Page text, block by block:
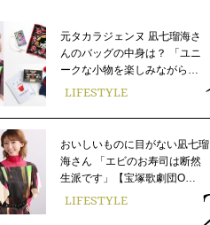
元タカラジェンヌ 凪七瑠海さ
んのバッグの中身は？ 「ユニ
ークな小物を楽しみながら…
LIFESTYLE
おいしいものに目がない凪七瑠
海さん 「エビのお寿司は断然
生派です」【宝塚歌劇団O…
LIFESTYLE